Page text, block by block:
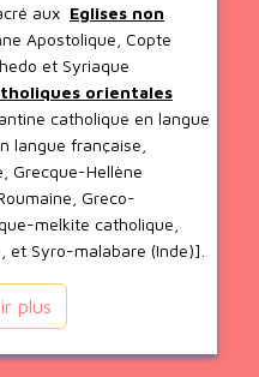
aux Eglises non
Apostolique, Copte
et Syriaque
orientales
catholique en langue
langue française,
Grecque-Hellène
Greco-
melkite catholique,
et Syro-malabare (Inde)].
plus